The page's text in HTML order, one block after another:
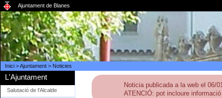
Ajuntament de Blanes
Inici>Ajuntament> Noticies
L'Ajuntament
Salutació de l'Alcalde
Noticia publicada a la web el 06/
ATENCIÓ: pot incloure